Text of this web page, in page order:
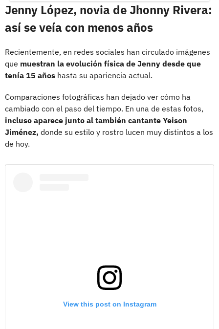
Jenny López, novia de Jhonny Rivera:
así se veía con menos años
Recientemente, en redes sociales han circulado imágenes
que muestran la evolución física de Jenny desde que
tenía 15 años hasta su apariencia actual.
Comparaciones fotográficas han dejado ver cómo ha
cambiado con el paso del tiempo. En una de estas fotos,
incluso aparece junto al también cantante Yeison
Jiménez, donde su estilo y rostro lucen muy distintos a los
de hoy.
View this post on Instagram